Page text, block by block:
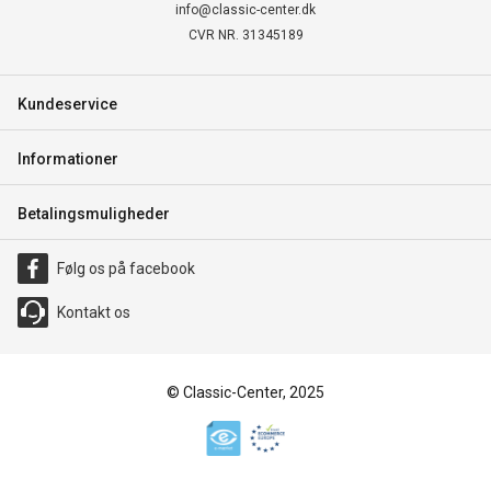
info@classic-center.dk
CVR NR. 31345189
Kundeservice
Informationer
Betalingsmuligheder
Følg os på facebook
Kontakt os
© Classic-Center, 2025